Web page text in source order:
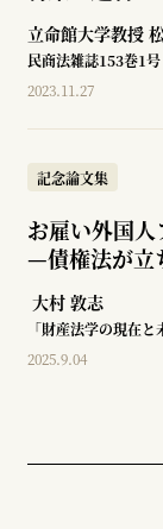
立命館大学教授
民商法雑誌153巻1
2023.11.27
記念論文集
お雇い外国
—債権法が立
大村 敦志
「財産法学の現在
2025.9.04